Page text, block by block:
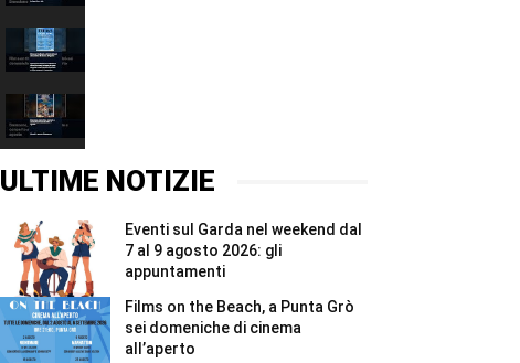
domeniche
di
all’aperto
#Shorts
concerto
al
agosto
#Shorts
ULTIME NOTIZIE
Eventi sul Garda nel weekend dal
7 al 9 agosto 2026: gli
appuntamenti
Films on the Beach, a Punta Grò
sei domeniche di cinema
all’aperto